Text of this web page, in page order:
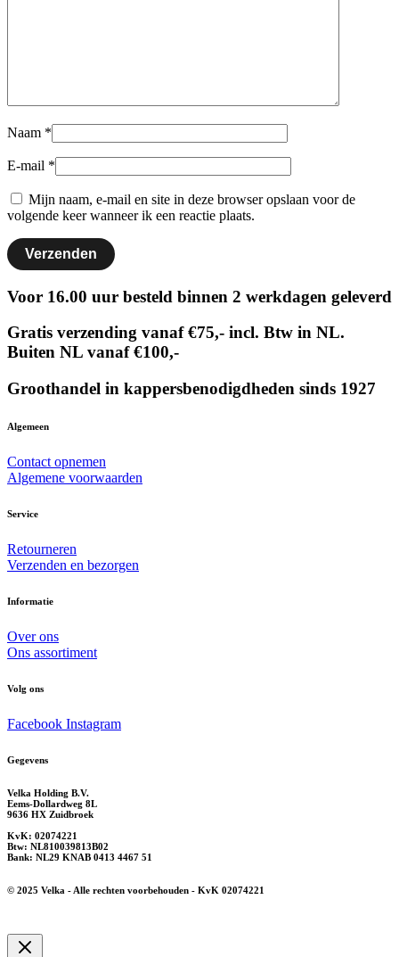
Naam *
E-mail *
Mijn naam, e-mail en site in deze browser opslaan voor de
volgende keer wanneer ik een reactie plaats.
Voor 16.00 uur besteld binnen 2 werkdagen geleverd
Gratis verzending vanaf €75,- incl. Btw in NL.
Buiten NL vanaf €100,-
Groothandel in kappersbenodigdheden sinds 1927
Algemeen
Contact opnemen
Algemene voorwaarden
Service
Retourneren
Verzenden en bezorgen
Informatie
Over ons
Ons assortiment
Volg ons
Facebook Instagram
Gegevens
Velka Holding B.V.
Eems-Dollardweg 8L
9636 HX Zuidbroek
KvK: 02074221
Btw: NL810039813B02
Bank: NL29 KNAB 0413 4467 51
© 2025 Velka - Alle rechten voorbehouden - KvK 02074221